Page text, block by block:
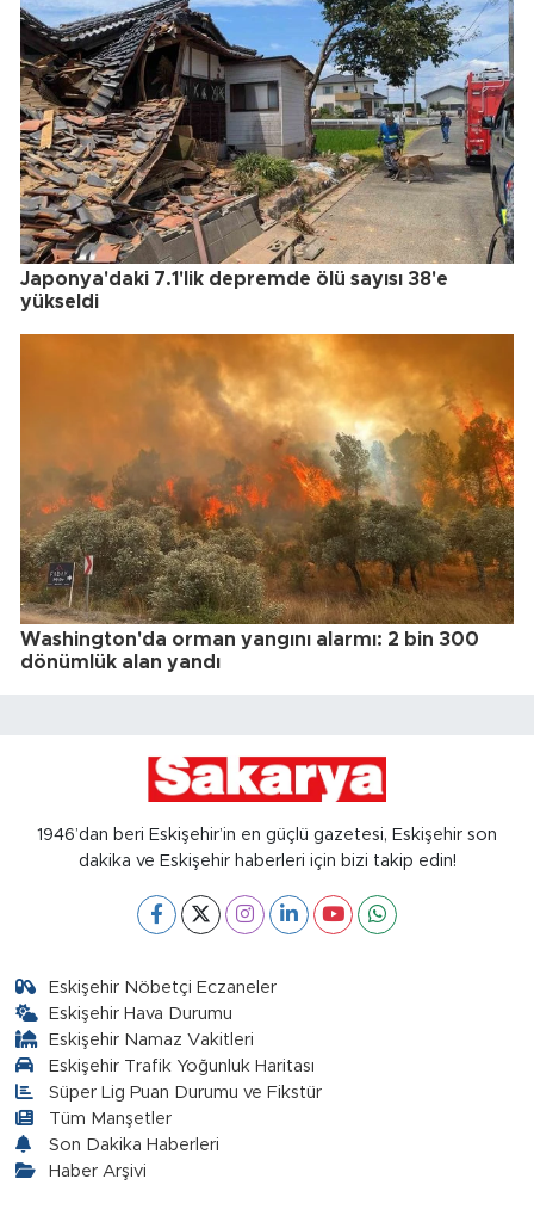
Japonya'daki 7.1'lik depremde ölü sayısı 38'e
yükseldi
Washington'da orman yangını alarmı: 2 bin 300
dönümlük alan yandı
1946’dan beri Eskişehir’in en güçlü gazetesi, Eskişehir son
dakika ve Eskişehir haberleri için bizi takip edin!
Eskişehir Nöbetçi Eczaneler
Eskişehir Hava Durumu
Eskişehir Namaz Vakitleri
Eskişehir Trafik Yoğunluk Haritası
Süper Lig Puan Durumu ve Fikstür
Tüm Manşetler
Son Dakika Haberleri
Haber Arşivi